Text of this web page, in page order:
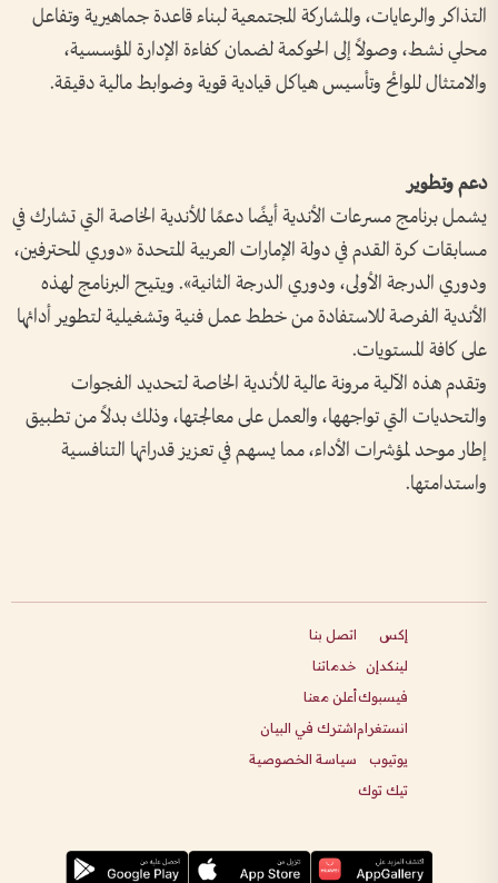
التذاكر والرعايات، والمشاركة المجتمعية لبناء قاعدة جماهيرية وتفاعل
محلي نشط، وصولاً إلى الحوكمة لضمان كفاءة الإدارة المؤسسية،
والامتثال للوائح وتأسيس هياكل قيادية قوية وضوابط مالية دقيقة.
دعم وتطوير
يشمل برنامج مسرعات الأندية أيضًا دعمًا للأندية الخاصة التي تشارك في
مسابقات كرة القدم في دولة الإمارات العربية المتحدة «دوري المحترفين،
ودوري الدرجة الأولى، ودوري الدرجة الثانية». ويتيح البرنامج لهذه
الأندية الفرصة للاستفادة من خطط عمل فنية وتشغيلية لتطوير أدائها
على كافة المستويات.
وتقدم هذه الآلية مرونة عالية للأندية الخاصة لتحديد الفجوات
والتحديات التي تواجهها، والعمل على معالجتها، وذلك بدلاً من تطبيق
إطار موحد لمؤشرات الأداء، مما يسهم في تعزيز قدراتها التنافسية
واستدامتها.
إكس
لينكدإن
فيسبوك
انستغرام
يوتيوب
تيك توك
اتصل بنا
خدماتنا
أعلن معنا
اشترك في البيان
سياسة الخصوصية